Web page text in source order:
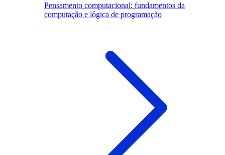
Pensamento computacional: fundamentos da
computação e lógica de programação